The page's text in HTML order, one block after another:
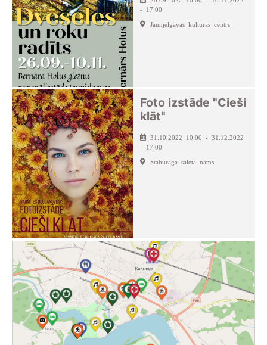
- 17:00
Jaunjelgavas kultūras centrs
Foto izstāde "Cieši
klāt"
31.10.2022 10:00 - 31.12.2022
- 17:00
Staburaga saieta nams